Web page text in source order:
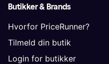
Butikker & Brands
Hvorfor PriceRunner?
Tilmeld din butik
Login for butikker